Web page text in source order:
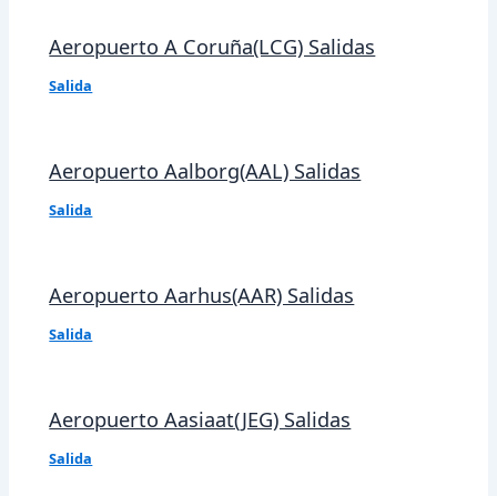
Aeropuerto A Coruña(LCG) Salidas
Salida
Aeropuerto Aalborg(AAL) Salidas
Salida
Aeropuerto Aarhus(AAR) Salidas
Salida
Aeropuerto Aasiaat(JEG) Salidas
Salida